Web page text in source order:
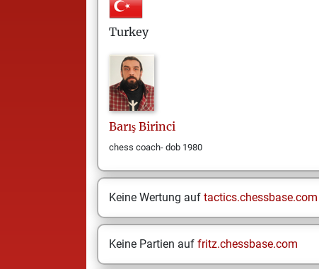
Turkey
Barış Birinci
chess coach- dob 1980
Keine Wertung auf tactics.chessbase.com
Keine Partien auf fritz.chessbase.com